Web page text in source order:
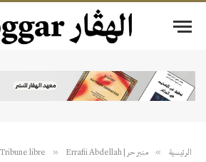
الرئيسية » منبر حر | Tribune libre » Errafii Abdellah